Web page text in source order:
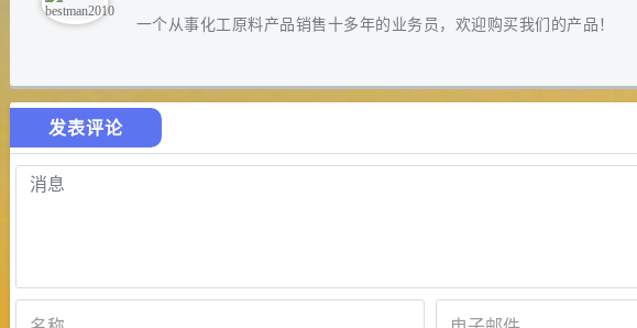
一个从事化工原料产品销售十多年的业务员，欢迎购买我们的产品！
发表评论